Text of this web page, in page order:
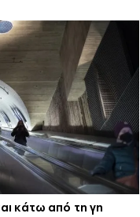
κάτω από τη γη